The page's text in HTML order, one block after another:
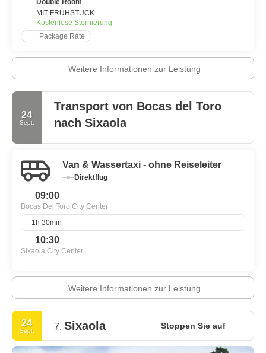
noch sehr warm und angenehm. Bei einem geplanten Besuch in
Bocas beachten Sie bitte, dass es eine eher regnerische Provinz
ist. Die Regenzeit ist von Mai bis August und von November bis
April und von September bis Oktober.
Double Room
MIT FRÜHSTÜCK
Kostenlose Stornierung
Package Rate
Weitere Informationen zur Leistung
24
Sept.
Transport von Bocas del Toro
nach Sixaola
Van & Wassertaxi - ohne Reiseleiter
Direktflug
09:00
Bocas Del Toro City Center
1h 30min
10:30
Sixaola City Center
Weitere Informationen zur Leistung
24
Sept. 7. Sixaola Stoppen Sie auf